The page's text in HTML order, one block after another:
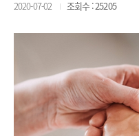
2020-07-02 조회수 : 25205